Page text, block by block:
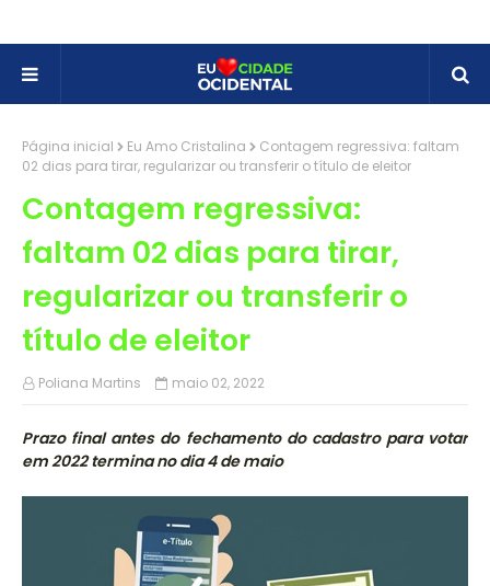
Página inicial Eu Amo Cristalina
Contagem regressiva: faltam
02 dias para tirar, regularizar ou transferir o título de eleitor
Contagem regressiva:
faltam 02 dias para tirar,
regularizar ou transferir o
título de eleitor
Poliana Martins maio 02, 2022
Prazo final antes do fechamento do cadastro para votar
em 2022 termina no dia 4 de maio